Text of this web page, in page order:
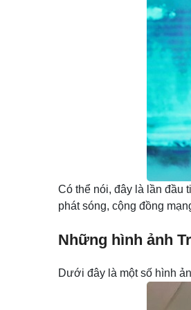
Có thể nói, đây là lần
phát sóng, cộng đồng
Những hình ảnh
Dưới đây là một số hình